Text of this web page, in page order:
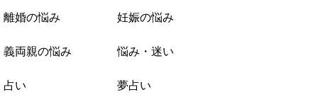
離婚の悩み 妊娠の悩み
義両親の悩み 悩み・迷い
占い 夢占い